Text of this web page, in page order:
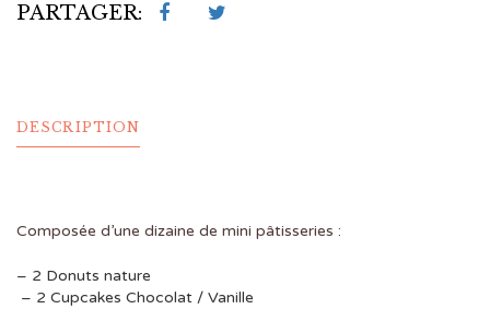
PARTAGER:
DESCRIPTION
Composée d’une dizaine de mini pâtisseries :
– 2 Donuts nature
– 2 Cupcakes Chocolat / Vanille